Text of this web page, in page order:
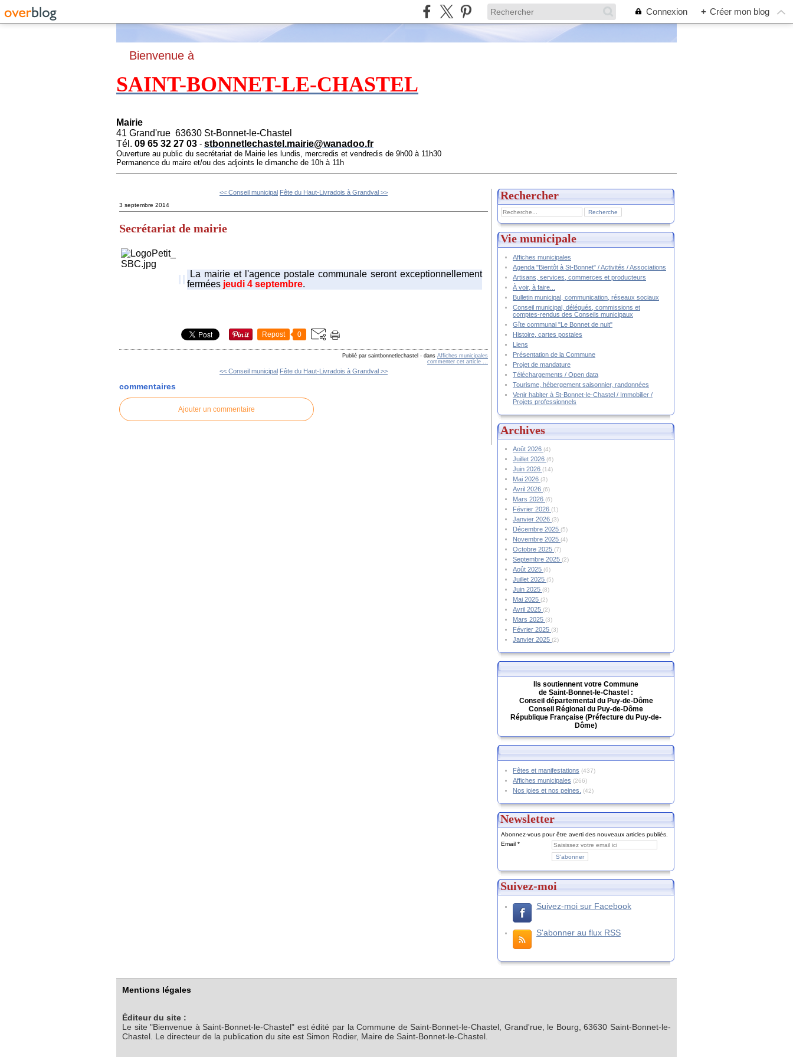
Connexion + Créer mon blog
Bienvenue à
SAINT-BONNET-LE-CHASTEL
Mairie
41 Grand'rue 63630 St-Bonnet-le-Chastel
Tél. 09 65 32 27 03 - stbonnetlechastel.mairie@wanadoo.fr
Ouverture au public du secrétariat de Mairie les lundis, mercredis et vendredis de 9h00 à 11h30
Permanence du maire et/ou des adjoints le dimanche de 10h à 11h
<< Conseil municipal Fête du Haut-Livradois à Grandval >>
3 septembre 2014
Secrétariat de mairie
La mairie et l'agence postale communale seront exceptionnellement
fermées jeudi 4 septembre.
Repost 0
Publié par saintbonnetlechastel - dans Affiches municipales
commenter cet article …
<< Conseil municipal Fête du Haut-Livradois à Grandval >>
commentaires
Ajouter un commentaire
Rechercher
Vie municipale
Affiches municipales
Agenda "Bientôt à St-Bonnet" / Activités / Associations
Artisans, services, commerces et producteurs
À voir, à faire...
Bulletin municipal, communication, réseaux sociaux
Conseil municipal, délégués, commissions et
comptes-rendus des Conseils municipaux
Gîte communal "Le Bonnet de nuit"
Histoire, cartes postales
Liens
Présentation de la Commune
Projet de mandature
Téléchargements / Open data
Tourisme, hébergement saisonnier, randonnées
Venir habiter à St-Bonnet-le-Chastel / Immobilier /
Projets professionnels
Archives
Août 2026 (4)
Juillet 2026 (6)
Juin 2026 (14)
Mai 2026 (3)
Avril 2026 (6)
Mars 2026 (6)
Février 2026 (1)
Janvier 2026 (3)
Décembre 2025 (5)
Novembre 2025 (4)
Octobre 2025 (7)
Septembre 2025 (2)
Août 2025 (6)
Juillet 2025 (5)
Juin 2025 (8)
Mai 2025 (2)
Avril 2025 (2)
Mars 2025 (3)
Février 2025 (3)
Janvier 2025 (2)
Ils soutiennent votre Commune
de Saint-Bonnet-le-Chastel :
Conseil départemental du Puy-de-Dôme
Conseil Régional du Puy-de-Dôme
République Française (Préfecture du Puy-de-
Dôme)
Fêtes et manifestations (437)
Affiches municipales (266)
Nos joies et nos peines. (42)
Newsletter
Abonnez-vous pour être averti des nouveaux articles publiés.
Email
Suivez-moi
Suivez-moi sur Facebook
S'abonner au flux RSS
Mentions légales
Éditeur du site :
Le site "Bienvenue à Saint-Bonnet-le-Chastel" est édité par la Commune de Saint-Bonnet-le-Chastel, Grand'rue, le Bourg, 63630 Saint-Bonnet-le-
Chastel. Le directeur de la publication du site est Simon Rodier, Maire de Saint-Bonnet-le-Chastel.